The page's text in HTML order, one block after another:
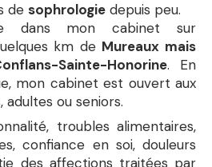
de sophrologie depuis peu.
dans mon cabinet sur
km de Mureaux mais
Sainte-Honorine. En
mon cabinet est ouvert aux
ou seniors.
troubles alimentaires,
confiance en soi, douleurs
des affections traitées par